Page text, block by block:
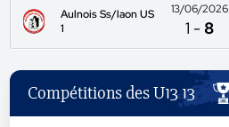
Aulnois Ss/laon US
1
13/06/2026
1 -8
Compétitions des U13 13